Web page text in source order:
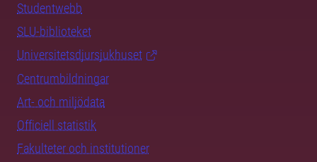
Studentwebb
SLU-biblioteket
Universitetsdjursjukhuset
Centrumbildningar
Art- och miljödata
Officiell statistik
Fakulteter och institutioner